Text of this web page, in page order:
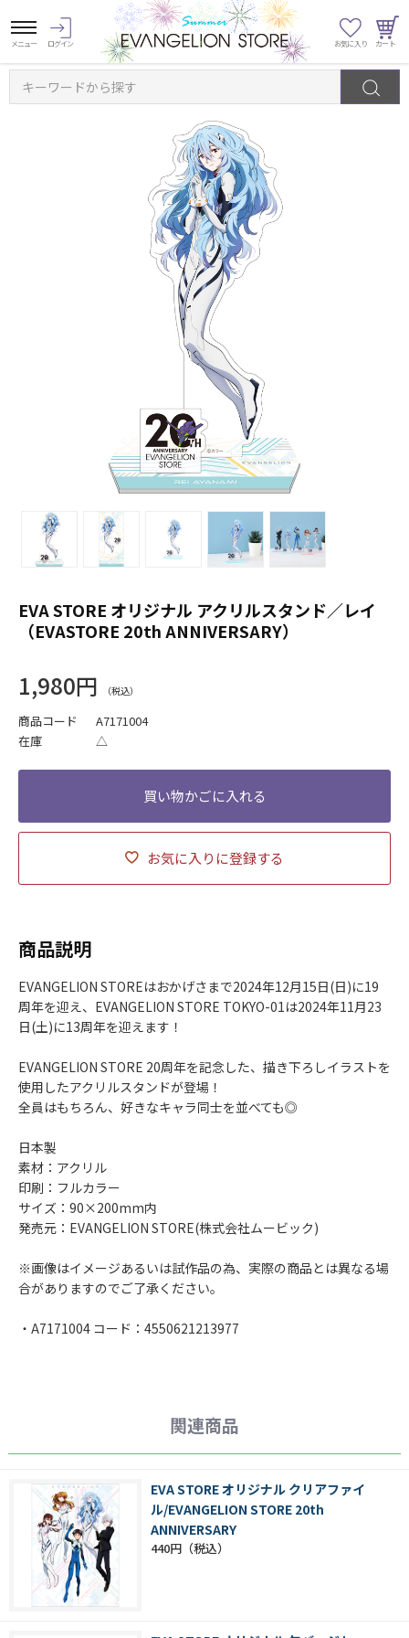
キーワードから探す
EVA STORE オリジナル アクリルスタンド／レイ
（EVASTORE 20th ANNIVERSARY）
1,980円
商品コード
A7171004
在庫
△
お気に入りに登録する
商品説明
EVANGELION STOREはおかげさまで2024年12月15日(日)に19
周年を迎え、EVANGELION STORE TOKYO-01は2024年11月23
日(土)に13周年を迎えます！
EVANGELION STORE 20周年を記念した、描き下ろしイラストを
使用したアクリルスタンドが登場！
全員はもちろん、好きなキャラ同士を並べても◎
日本製
素材：アクリル
印刷：フルカラー
サイズ：90×200mm内
発売元：EVANGELION STORE(株式会社ムービック)
※画像はイメージあるいは試作品の為、実際の商品とは異なる場
合がありますのでご了承ください。
・A7171004 コード：4550621213977
関連商品
EVA STORE オリジナル クリアファイ
ル/EVANGELION STORE 20th
ANNIVERSARY
440円